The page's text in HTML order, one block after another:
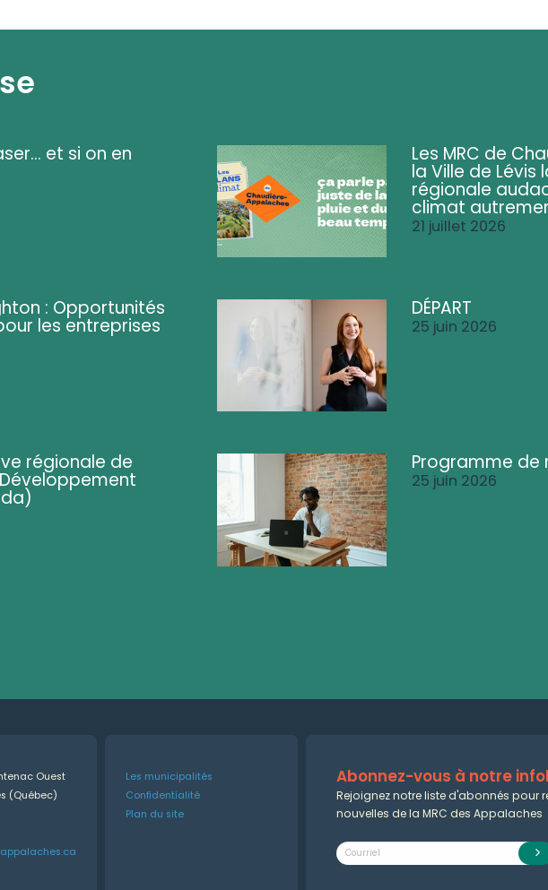
et si on en Les MRC de
la Ville de
régionale
climat
21 juillet 2026
: Opportunités
les entreprises
DÉPART
25 juin 2026
régionale de Programme
25 juin 2026
Ouest
(Québec)
Les municipalités
Confidentialité
Plan du site
Abonnez-vous à notre
Rejoignez notre liste d'abonnés pour
nouvelles de la MRC des Appalaches